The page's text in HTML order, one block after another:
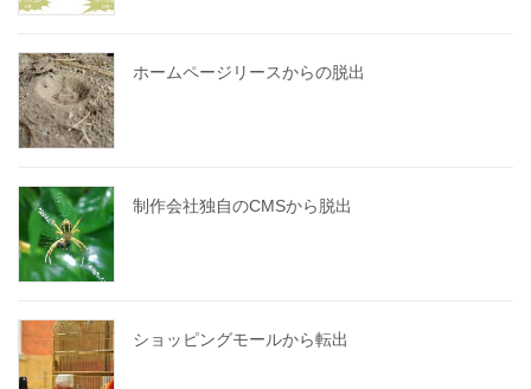
ホームページリースからの脱出
制作会社独自のCMSから脱出
ショッピングモールから転出